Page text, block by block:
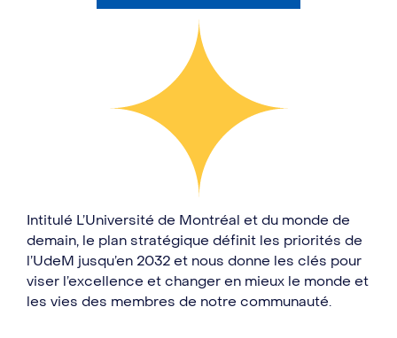
Intitulé L’Université de Montréal et du monde de
demain, le plan stratégique définit les priorités de
l’UdeM jusqu’en 2032 et nous donne les clés pour
viser l’excellence et changer en mieux le monde et
les vies des membres de notre communauté.